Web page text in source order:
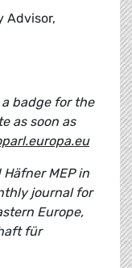
Advisor,
badge for the
as soon as
MEP in
journal for
Europe,
für